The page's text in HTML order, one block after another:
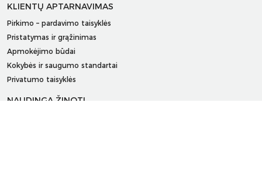
KLIENTŲ APTARNAVIMAS
Pirkimo – pardavimo taisyklės
Pristatymas ir grąžinimas
Apmokėjimo būdai
Kokybės ir saugumo standartai
Privatumo taisyklės
NAUDINGA ŽINOTI